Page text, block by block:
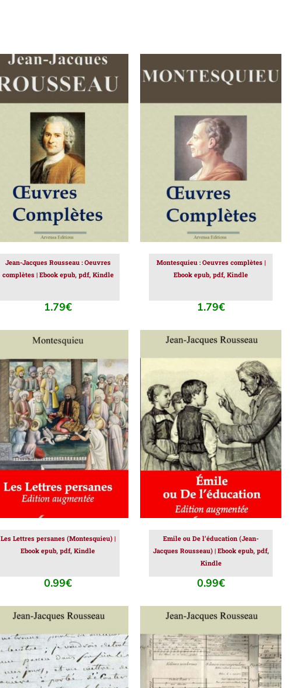
AJOUTER AU PANIER
DÉTAILS
Jean-Jacques Rousseau : Oeuvres
complètes | Ebook epub, pdf, Kindle
1.79€
AJOUTER AU PANIER
DÉTAILS
Montesquieu : Oeuvres complètes |
Ebook epub, pdf, Kindle
1.79€
AJOUTER AU PANIER
/
DÉTAILS
Les Lettres persanes (Montesquieu) |
Ebook epub, pdf, Kindle
0.99€
AJOUTER AU PANIER
/
DÉTAILS
Emile ou De l’éducation (Jean-
Jacques Rousseau) | Ebook epub, pdf,
Kindle
0.99€